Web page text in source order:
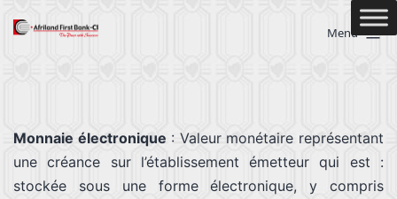
Menu
Monnaie électronique : Valeur monétaire représentant
une créance sur l’établissement émetteur qui est :
stockée sous une forme électronique, y compris